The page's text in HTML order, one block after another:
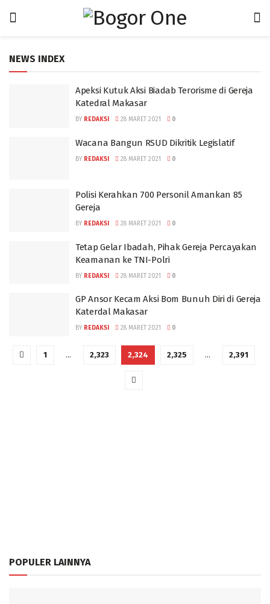
NEWS INDEX
Apeksi Kutuk Aksi Biadab Terorisme di Gereja
Katedral Makasar
BY REDAKSI 28 MARET 2021 0
Wacana Bangun RSUD Dikritik Legislatif
BY REDAKSI 28 MARET 2021 0
Polisi Kerahkan 700 Personil Amankan 85
Gereja
BY REDAKSI 28 MARET 2021 0
Tetap Gelar Ibadah, Pihak Gereja Percayakan
Keamanan ke TNI-Polri
BY REDAKSI 28 MARET 2021 0
GP Ansor Kecam Aksi Bom Bunuh Diri di Gereja
Katerdal Makasar
BY REDAKSI 28 MARET 2021 0
1 … 2,323 2,324 2,325 … 2,391
POPULER LAINNYA